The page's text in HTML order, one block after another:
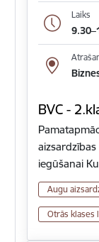
Laiks
BVC -
iegūšanai
Augu
Otrās klases